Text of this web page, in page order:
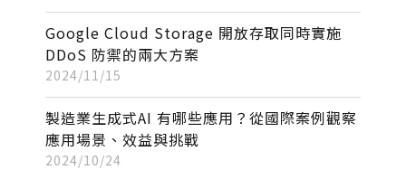
Google Cloud Storage 開放存取同時實施
DDoS 防禦的兩大方案
2024/11/15
製造業生成式AI 有哪些應用？從國際案例觀察
應用場景、效益與挑戰
2024/10/24